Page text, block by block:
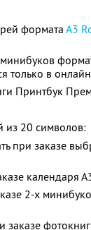
форматаА3
только в
Принтбук
из 20 символов:
при заказе
календаря
2-х
заказе